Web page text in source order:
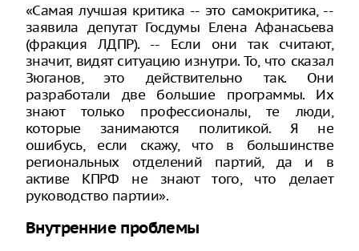
«Самая лучшая критика -- это самокритика, --
заявила депутат Госдумы Елена Афанасьева
(фракция ЛДПР). -- Если они так считают,
значит, видят ситуацию изнутри. То, что сказал
Зюганов, это действительно так. Они
разработали две большие программы. Их
знают только профессионалы, те люди,
которые занимаются политикой. Я не
ошибусь, если скажу, что в большинстве
региональных отделений партий, да и в
активе КПРФ не знают того, что делает
руководство партии».
Внутренние проблемы